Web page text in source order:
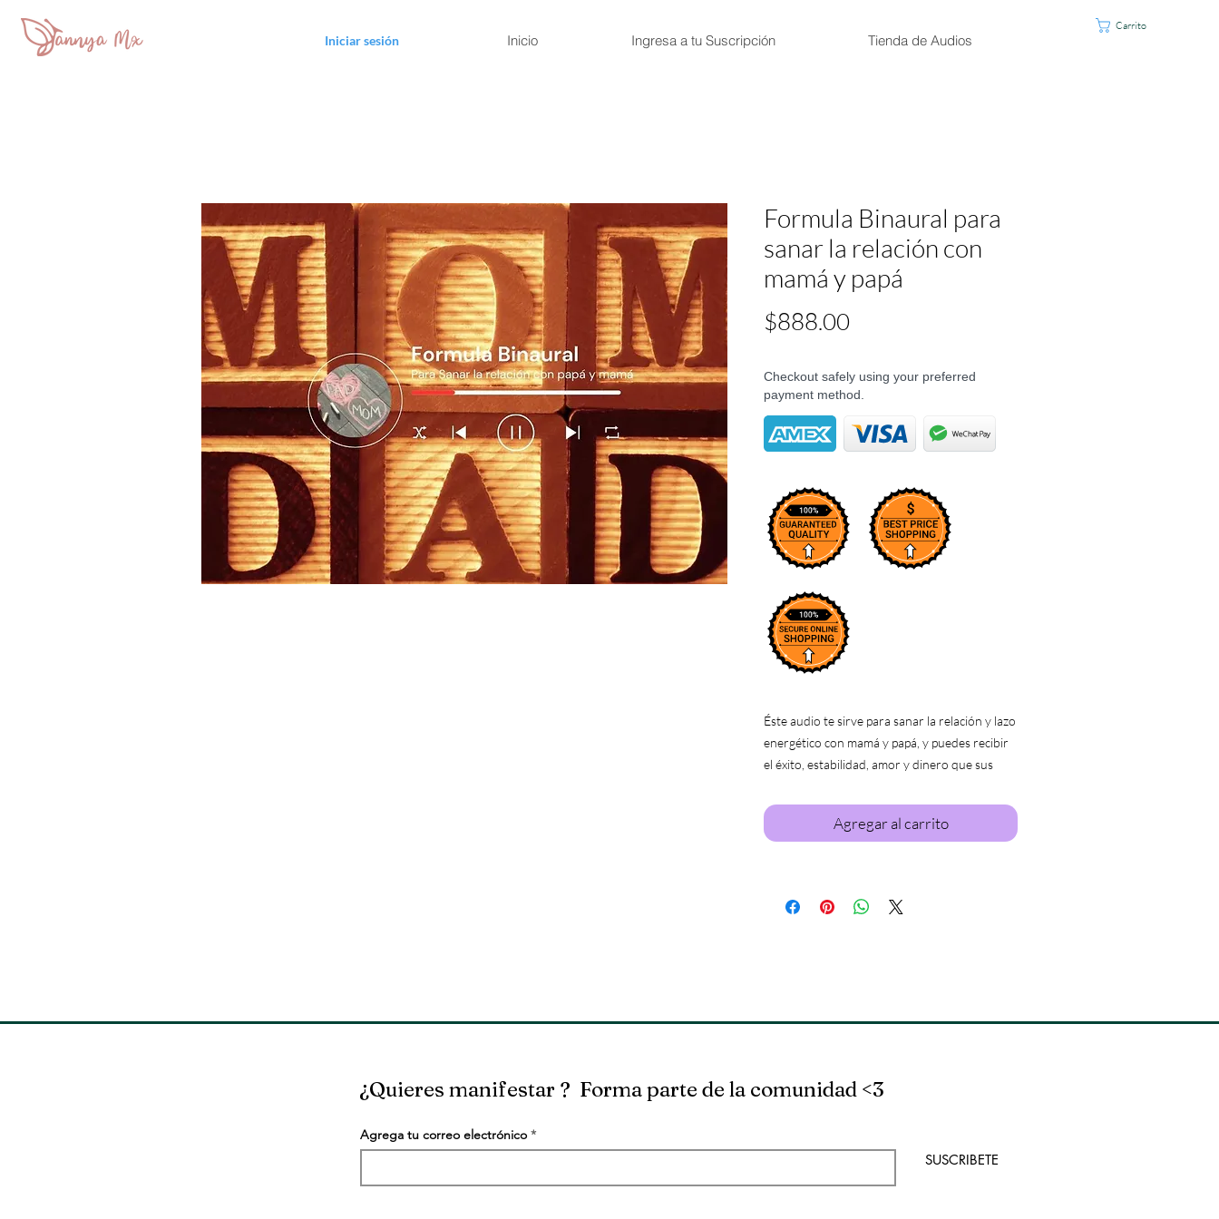
Carrito
Iniciar sesión Inicio Ingresa a tu Suscripción Tienda de Audios
Formula Binaural para
sanar la relación con
mamá y papá
$888.00Precio
Checkout safely using your preferred
payment method.
Éste audio te sirve para sanar la relación y lazo
energético con mamá y papá, y puedes recibir
el éxito, estabilidad, amor y dinero que sus
Agregar al carrito
¿Quieres manifestar ? Forma parte de la comunidad <3
Agrega tu correo electrónico
SUSCRIBETE